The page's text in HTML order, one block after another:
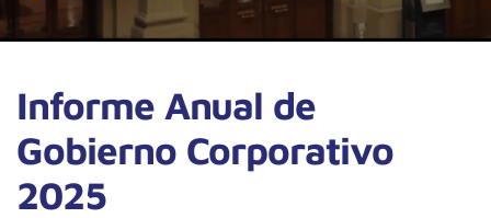
Informe Anual de
Gobierno Corporativo
2025